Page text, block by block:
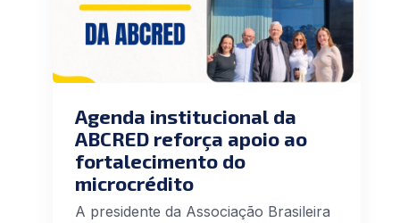
Agenda institucional da
ABCRED reforça apoio ao
fortalecimento do
microcrédito
A presidente da Associação Brasileira